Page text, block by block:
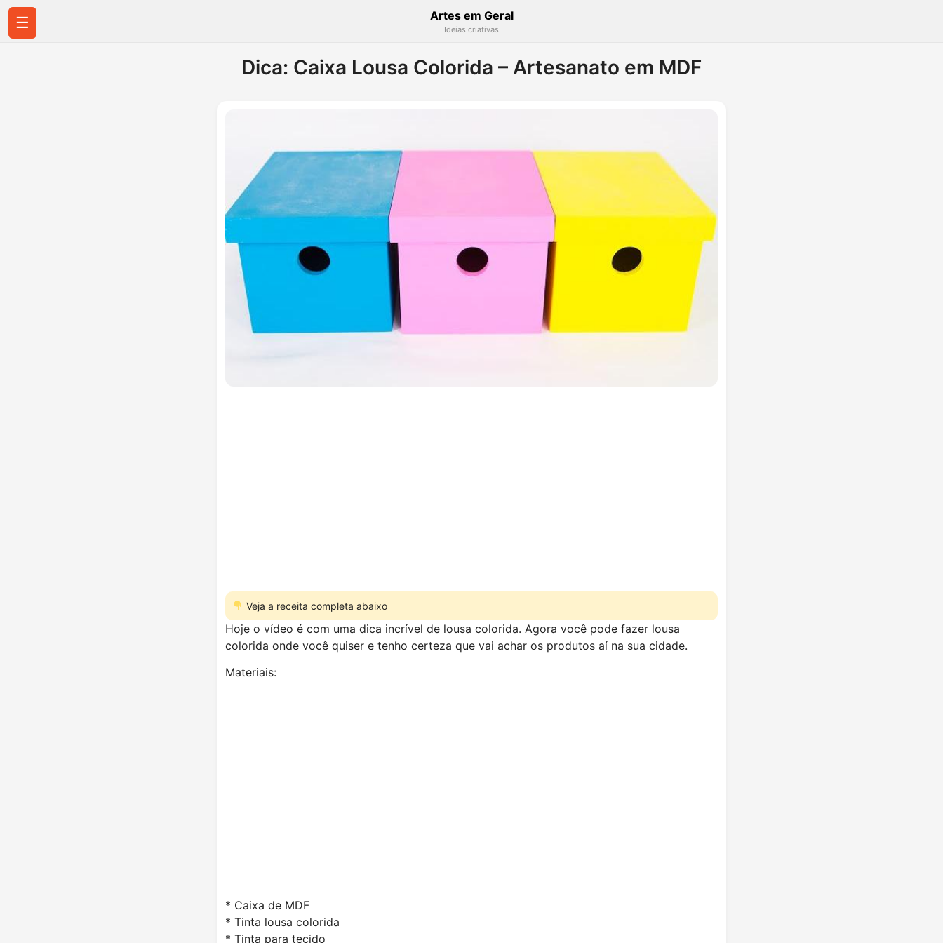
☰ Artes em Geral
Ideias criativas
Dica: Caixa Lousa Colorida – Artesanato em MDF
Veja a receita completa abaixo
Hoje o vídeo é com uma dica incrível de lousa colorida. Agora você pode fazer lousa
colorida onde você quiser e tenho certeza que vai achar os produtos aí na sua cidade.
Materiais:
* Caixa de MDF
* Tinta lousa colorida
* Tinta para tecido